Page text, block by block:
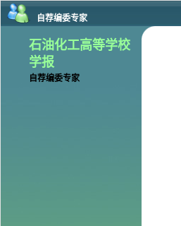
自荐编委专家
石油化工高等学校
学报
自荐编委专家